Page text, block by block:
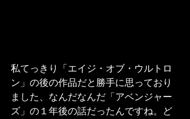
私てっきり「エイジ・オブ・ウルトロ
ン」の後の作品だと勝手に思っており
ました、なんだなんだ「アベンジャー
ズ」の１年後の話だったんですね。ど